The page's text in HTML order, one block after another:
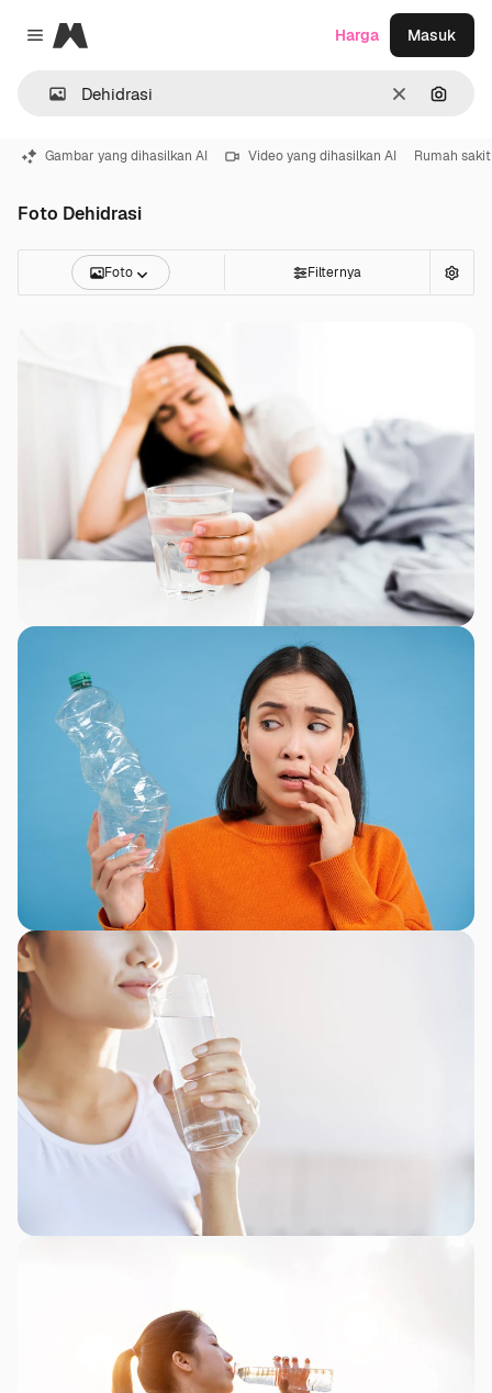
Close menu
Magnific
Jernih
Harga Masuk
Gambar yang dihasilkan AI Video yang dihasilkan AI Rumah sakit
Foto Dehidrasi
Foto Filternya